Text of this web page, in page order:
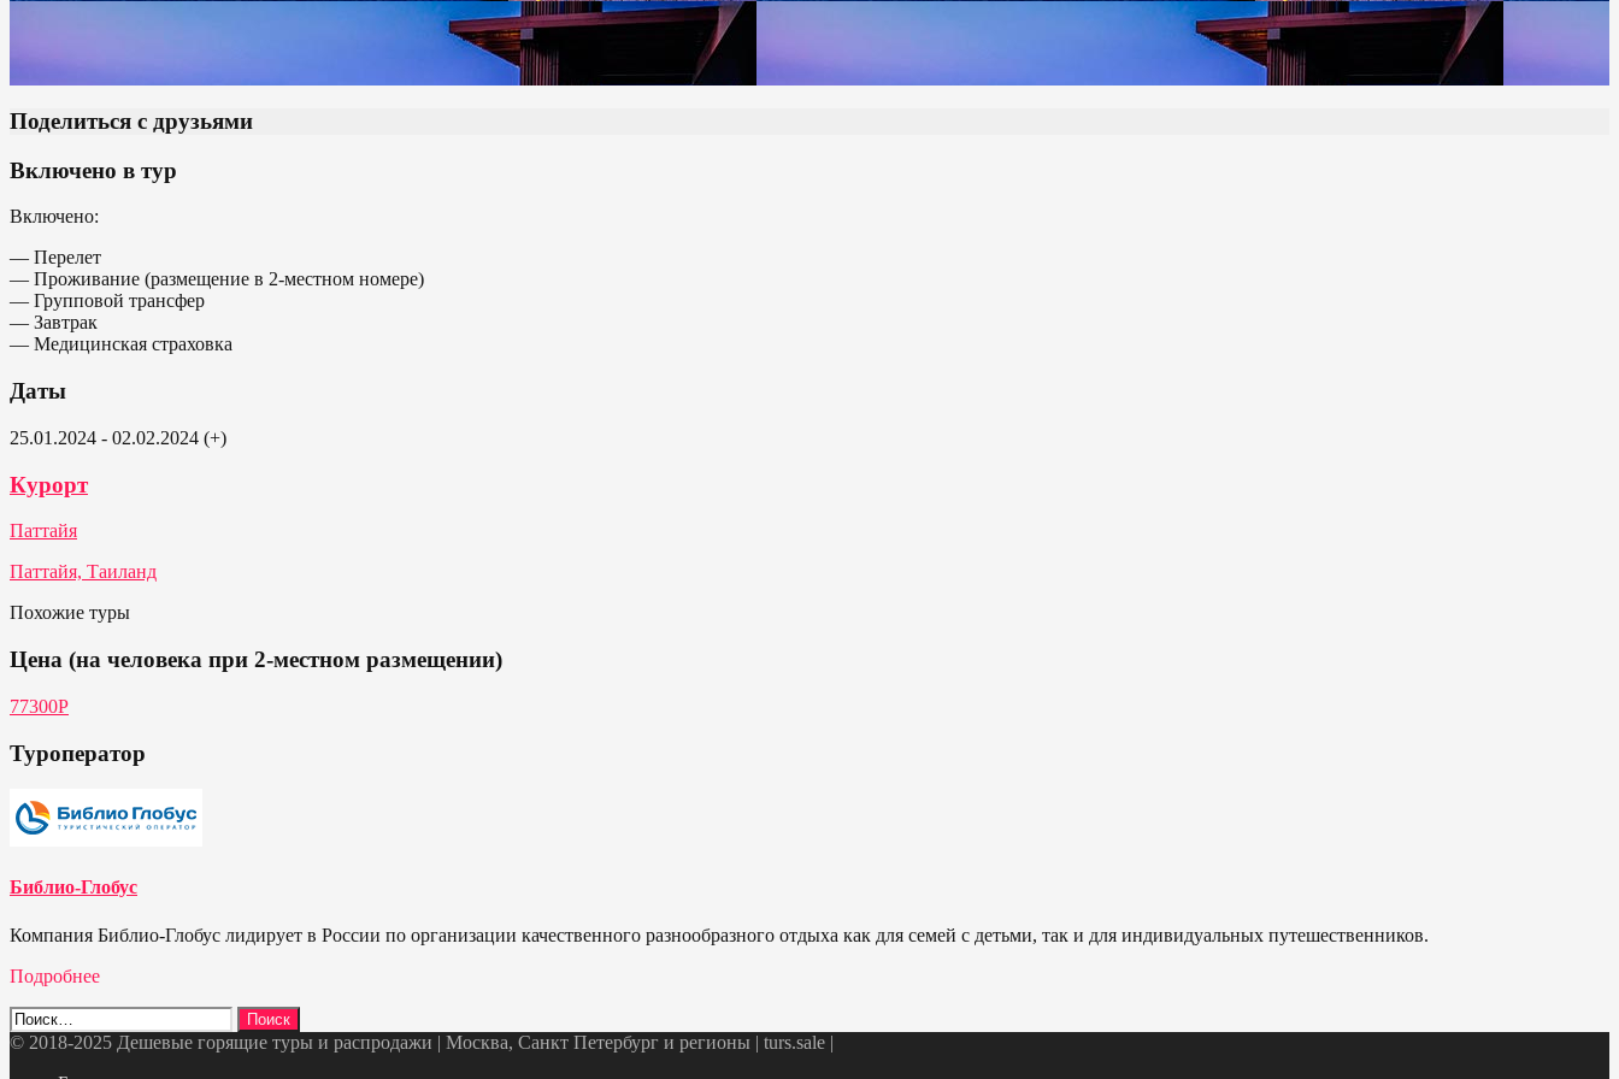
Поделиться с друзьями
Включено в тур
Включено:
— Перелет
— Проживание (размещение в 2-местном номере)
— Групповой трансфер
— Завтрак
— Медицинская страховка
Даты
25.01.2024 - 02.02.2024 (+)
Курорт
Паттайя
Паттайя, Таиланд
Похожие туры
Цена (на человека при 2-местном размещении)
77300Р
Туроператор
Библио-Глобус
Компания Библио-Глобус лидирует в России по организации качественного разнообразного отдыха как для семей с детьми, так и для индивидуальных путешественников.
Подробнее
Найти:
© 2018-2025 Дешевые горящие туры и распродажи | Москва, Санкт Петербург и регионы | turs.sale |